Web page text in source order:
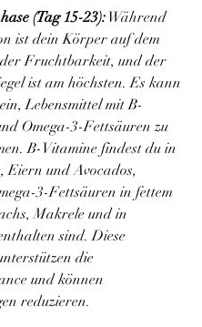
(Tag 15-23): Während
ist dein Körper auf dem
Fruchtbarkeit, und der
ist am höchsten. Es kann
Lebensmittel mit B-
Omega-3-Fettsäuren zu
B-Vitamine findest du in
Eiern und Avocados,
3-Fettsäuren in fettem
Makrele und in
sind. Diese
die
und können
reduzieren.